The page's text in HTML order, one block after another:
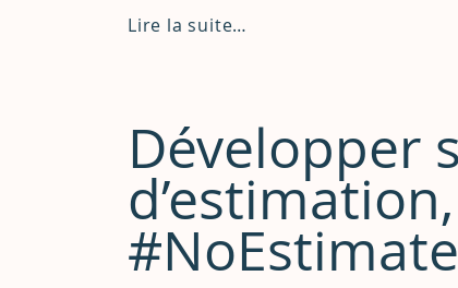
Lire la suite…
Développer